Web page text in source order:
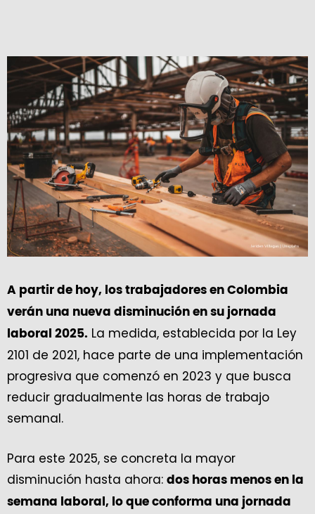
A partir de hoy, los trabajadores en Colombia
verán una nueva disminución en su jornada
laboral 2025. La medida, establecida por la Ley
2101 de 2021, hace parte de una implementación
progresiva que comenzó en 2023 y que busca
reducir gradualmente las horas de trabajo
semanal.
Para este 2025, se concreta la mayor
disminución hasta ahora: dos horas menos en la
semana laboral, lo que conforma una jornada